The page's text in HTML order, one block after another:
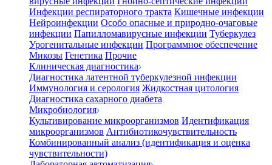
Инфекции респираторного тракта Кишечные инфекции
Нейроинфекции Особо опасные и природно-очаговые
инфекции Папилломавирусные инфекции Туберкулез
Урогенитальные инфекции Программное обеспечение
Микозы Генетика Прочие
Клиническая диагностика
Диагностика латентной туберкулезной инфекции
Иммунология и серология Жидкостная цитология
Диагностика сахарного диабета
Микробиология
Культивирование микроорганизмов Идентификация
микроорганизмов Антибиотикочувствительность
Комбинированный анализ (идентификация и оценка
чувствительности)